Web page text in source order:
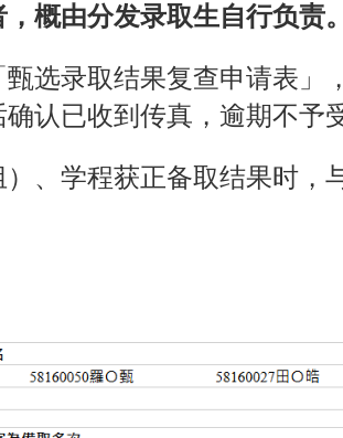
概由分发录取生自行负责。
选录取结果复查申请表」
认已收到传真，逾期不予
、学程获正备取结果时，